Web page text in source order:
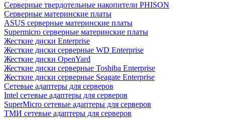
Cерверные твердотельные накопители PHISON
Серверные материнские платы
ASUS серверные материнские платы
Supermicro серверные материнские платы
Жесткие диски Enterprise
Жесткие диски серверные WD Enterprise
Жесткие диски OpenYard
Жесткие диски серверные Toshiba Enterprise
Жесткие диски серверные Seagate Enterprise
Сетевые адаптеры для серверов
Intel сетевые адаптеры для серверов
SuperMicro сетевые адаптеры для серверов
ТМИ сетевые адаптеры для серверов